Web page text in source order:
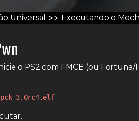
Universal >> Executando o
o PS2 com FMCB (ou Fortuna/